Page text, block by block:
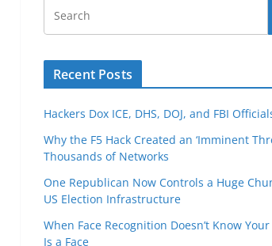
Recent Posts
Hackers Dox ICE, DHS, DOJ, and FBI
Why the F5 Hack Created an ‘Imminent
Thousands of Networks
One Republican Now Controls a Huge
US Election Infrastructure
When Face Recognition Doesn’t Know Your
Is a Face